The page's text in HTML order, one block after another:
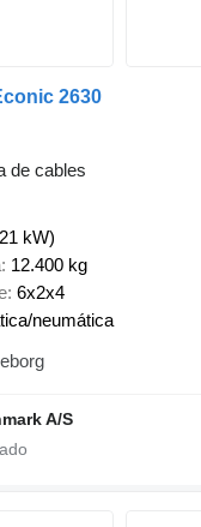
2630
de cables
kW)
12.400 kg
6x2x4
neumática
A/S